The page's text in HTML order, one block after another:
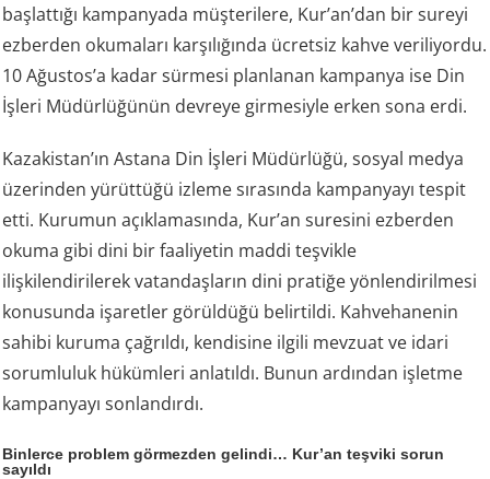
başlattığı kampanyada müşterilere, Kur’an’dan bir sureyi
ezberden okumaları karşılığında ücretsiz kahve veriliyordu.
10 Ağustos’a kadar sürmesi planlanan kampanya ise Din
İşleri Müdürlüğünün devreye girmesiyle erken sona erdi.
Kazakistan’ın Astana Din İşleri Müdürlüğü, sosyal medya
üzerinden yürüttüğü izleme sırasında kampanyayı tespit
etti. Kurumun açıklamasında, Kur’an suresini ezberden
okuma gibi dini bir faaliyetin maddi teşvikle
ilişkilendirilerek vatandaşların dini pratiğe yönlendirilmesi
konusunda işaretler görüldüğü belirtildi. Kahvehanenin
sahibi kuruma çağrıldı, kendisine ilgili mevzuat ve idari
sorumluluk hükümleri anlatıldı. Bunun ardından işletme
kampanyayı sonlandırdı.
Binlerce problem görmezden gelindi… Kur’an teşviki sorun
sayıldı